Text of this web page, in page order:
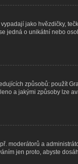
jako hvězdičky,
jedná o unikátní nebo
způsobů: použít
a jakými způsoby lze
moderátorů a
jen proto, abyste